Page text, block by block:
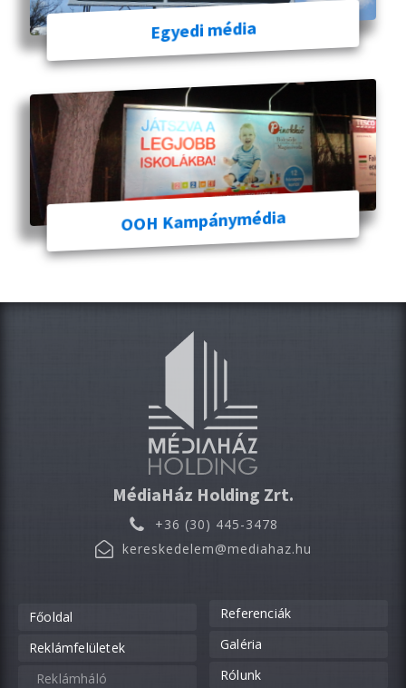
Egyedi média
OOH Kampánymédia
MédiaHáz Holding Zrt.
+36 (30) 445-3478
kereskedelem@mediahaz.hu
Főoldal
Reklámfelületek
Reklámháló
Referenciák
Galéria
Rólunk